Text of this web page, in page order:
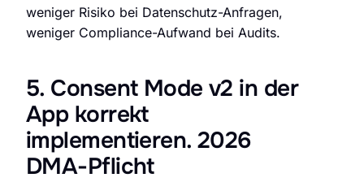
weniger Risiko bei Datenschutz-Anfragen,
weniger Compliance-Aufwand bei Audits.
5. Consent Mode v2 in der
App korrekt
implementieren. 2026
DMA-Pflicht